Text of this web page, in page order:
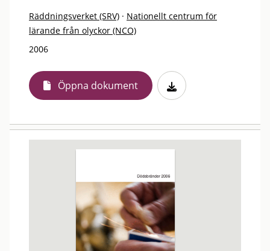
Räddningsverket (SRV) · Nationellt centrum för
lärande från olyckor (NCO)
2006
Öppna dokument